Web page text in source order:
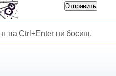
ва Ctrl+Enter ни босинг.